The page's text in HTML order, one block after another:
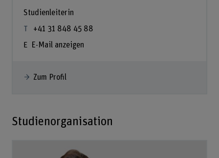
Studienleiterin
+41 31 848 45 88
E-Mail anzeigen
Zum Profil
Studienorganisation